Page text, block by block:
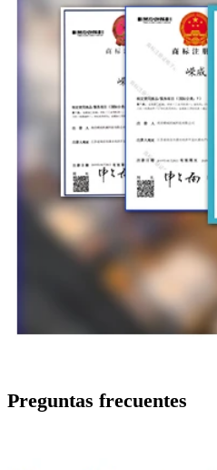
Preguntas frecuentes